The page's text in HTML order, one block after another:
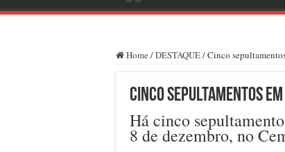
Home /DESTAQUE/Cinco
Cinco sepultamentos
Há cinco
8 de dezembro, no